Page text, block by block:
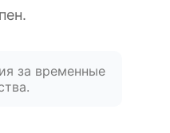
за временные